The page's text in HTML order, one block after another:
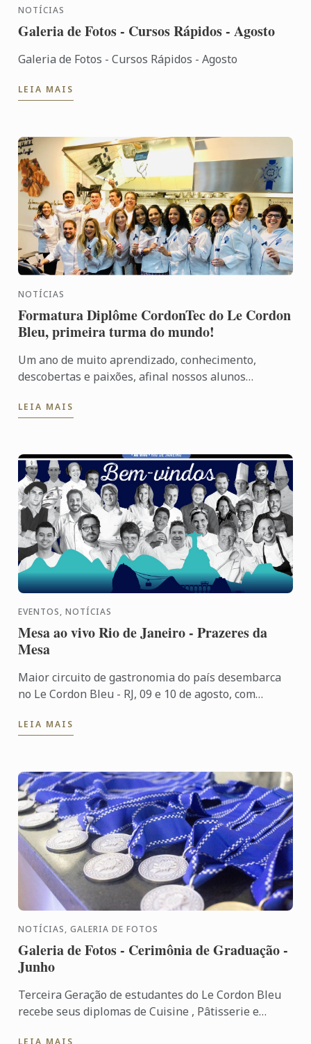
NOTÍCIAS
Galeria de Fotos - Cursos Rápidos - Agosto
Galeria de Fotos - Cursos Rápidos - Agosto
LEIA MAIS
NOTÍCIAS
Formatura Diplôme CordonTec do Le Cordon
Bleu, primeira turma do mundo!
Um ano de muito aprendizado, conhecimento,
descobertas e paixões, afinal nossos alunos
Pâtisserie, ...
LEIA MAIS
EVENTOS, NOTÍCIAS
Mesa ao vivo Rio de Janeiro - Prazeres da
Mesa
Maior circuito de gastronomia do país desembarca
no Le Cordon Bleu - RJ, 09 e 10 de agosto, com
cozinha nacional e ...
LEIA MAIS
NOTÍCIAS, GALERIA DE FOTOS
Galeria de Fotos - Cerimônia de Graduação -
Junho
Terceira Geração de estudantes do Le Cordon Bleu
recebe seus diplomas de Cuisine , Pâtisserie e
LEIA MAIS